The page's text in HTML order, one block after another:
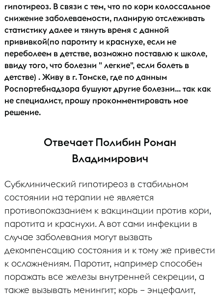
гипотиреоз. В связи с тем, что по кори колоссальное
снижение заболеваемости, планирую отслеживать
статистику далее и тянуть время с данной
прививкой(по паротиту и краснухе, если не
переболеем в детстве, возможно поставлю к школе,
ввиду того, что болезни " легкие", если болеть в
детстве) . Живу в г. Томске, где по данным
Роспортебнадзора бушуют другие болезни... так как
не специалист, прошу прокомментировать мое
решение.
Отвечает Полибин Роман
Владимирович
Субклинический гипотиреоз в стабильном
состоянии на терапии не является
противопоказанием к вакцинации против кори,
паротита и краснухи. А вот сами инфекции в
случае заболевания могут вызвать
декомпенсацию состояния и к тому же привести
к осложнениям. Паротит, например способен
поражать все железы внутренней секреции, а
также вызывать менингит; корь – энцефалит,